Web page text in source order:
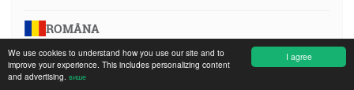
I agree
We use cookies to understand how you use our site and to
improve your experience. This includes personalizing content
and advertising. више
ROMÂNA
Tema din Faptele Apostolilor 4:24 - 31 Cand au auzit ei
aceste lucruri, si-au ridicat glasul in unitate catre
Dumnezeu si s-au rugat!